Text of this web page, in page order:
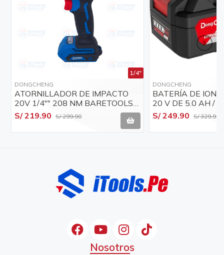
1/4"
DONGCHENG
ATORNILLADOR DE IMPACTO
20V 1/4"" 208 NM BARETOOLS
DONG CHENG - DCPL208-Z
S/ 219.90 S/ 299.90
DONGCHENG
BATERÍA DE
20 V DE 5.0 AH
S/ 249.90 S/ 329.90
Nosotros